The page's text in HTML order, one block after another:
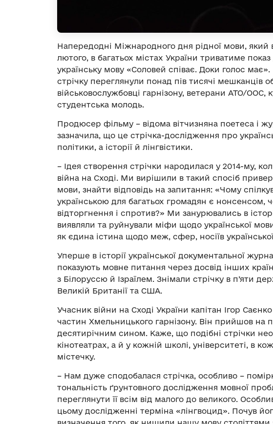
Напередодні Міжнародного дня рідної мови, який
лютого, в багатьох містах України триватиме
українську мову «Соловей співає. Доки голос
стрічку переглянули понад пів тисячі мешканців
військовослужбовці гарнізону, ветерани АТО/ООС,
студентська молодь.
Продюсер фільму – відома вітчизняна поетеса і
зазначила, що це стрічка-дослідження про
політики, а історії й лінгвістики.
– Ідея створення стрічки народилася у 2014-му,
війна на Сході. Ми вирішили в такий спосіб
мови, знайти відповідь на запитання: «Чому
українською для багатьох громадян є нонсенсом,
відторгнення і спротив?» Ми занурювались в
виявляли та руйнували міфи щодо української
як єдина істина щодо меж, сфер, носіїв
Уперше в історії української документальної
показують мовне питання через досвід інших
з Білоруссю й Ізраїлем. Знімали стрічку в п’яти
Великій Британії та США.
Учасник війни на Сході України капітан Ігор
частин Хмельницького гарнізону. Він прийшов на
десятирічним сином. Каже, що подібні стрічки
кінотеатрах, а й у кожній школі, університеті, в
містечку.
– Нам дуже сподобалася стрічка, особливо –
тональність ґрунтовного дослідження мовної
переглянути її всім від малого до великого.
цьому дослідженні терміна «лінгвоцид». Почув